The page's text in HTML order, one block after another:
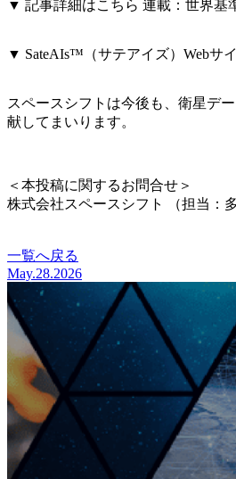
▼ 記事詳細はこちら 連載：世界基
▼ SateAIs™ （サテアイズ）Webサ
スペースシフトは今後も、衛星デ
献してまいります。
＜本投稿に関するお問合せ＞
株式会社スペースシフト （担当：多
一覧へ戻る
May.28.2026